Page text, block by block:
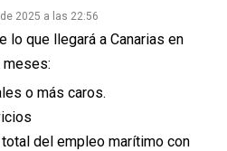
2025 a las 22:56
lo que llegará a Canarias en
o más caros.
del empleo marítimo con